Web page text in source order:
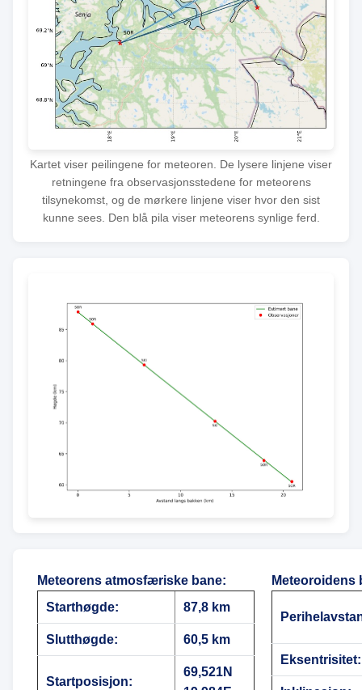
Kartet viser peilingene for meteoren. De lysere linjene viser
retningene fra observasjonsstedene for meteorens
tilsynekomst, og de mørkere linjene viser hvor den sist
kunne sees. Den blå pila viser meteorens synlige ferd.
Meteorens atmosfæriske bane:
Starthøgde:
87,8 km
Slutthøgde: 60,5 km
Startposisjon:
69,521N
Meteoroidens
Eksentrisitet: